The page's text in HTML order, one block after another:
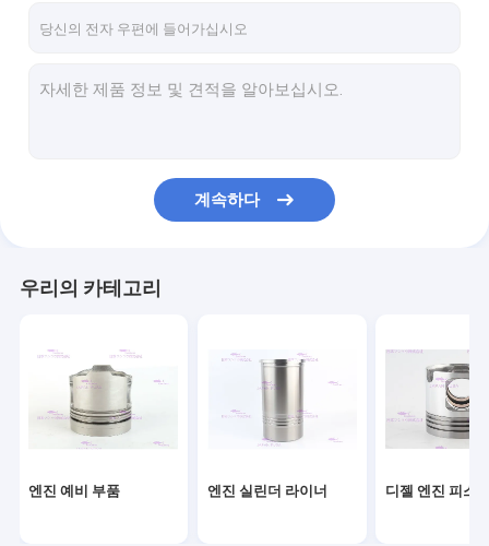
디젤 엔진 피스톤
엔진 가스켓 키트
클러치 디스크 교체
디젤 연료 인젝터
오일 추출기 펌프
계속하다
우리의 카테고리
엔진 예비 부품 엔진 실린더 라이너 디젤 엔진 피스